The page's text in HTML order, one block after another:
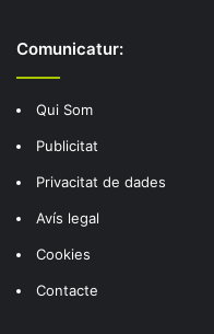
Comunicatur:
Qui Som
Publicitat
Privacitat de dades
Avís legal
Cookies
Contacte